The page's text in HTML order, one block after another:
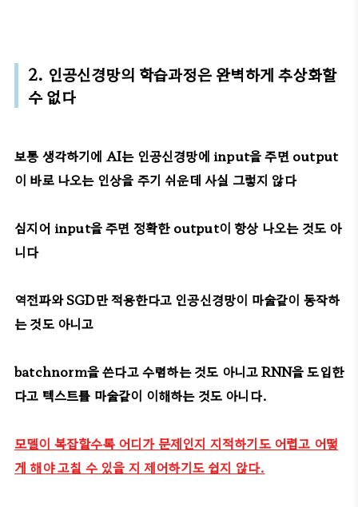
2. 인공신경망의 학습과정은 완벽하게 추상화할
수 없다
보통 생각하기에 AI는 인공신경망에 input을 주면 output
이 바로 나오는 인상을 주기 쉬운데 사실 그렇지 않다
심지어 input을 주면 정확한 output이 항상 나오는 것도 아
니다
역전파와 SGD만 적용한다고 인공신경망이 마술같이 동작하
는 것도 아니고
batchnorm을 쓴다고 수렴하는 것도 아니고 RNN을 도입한
다고 텍스트를 마술같이 이해하는 것도 아니다.
모델이 복잡할수록 어디가 문제인지 지적하기도 어렵고 어떻
게 해야 고칠 수 있을 지 제어하기도 쉽지 않다.